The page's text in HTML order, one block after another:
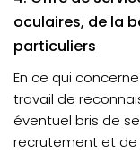
oculaires, de la
particuliers
En ce qui
travail de
éventuel bris de
recrutement et